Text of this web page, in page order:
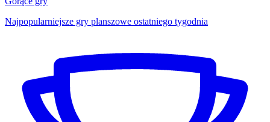
Najpopularniejsze gry planszowe ostatniego tygodnia